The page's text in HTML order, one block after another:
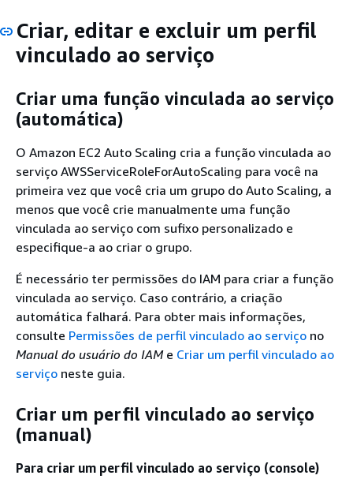
Criar, editar e excluir um perfil
vinculado ao serviço
Criar uma função vinculada ao serviço
(automática)
O Amazon EC2 Auto Scaling cria a função vinculada ao
serviço AWSServiceRoleForAutoScaling para você na
primeira vez que você cria um grupo do Auto Scaling, a
menos que você crie manualmente uma função
vinculada ao serviço com sufixo personalizado e
especifique-a ao criar o grupo.
É necessário ter permissões do IAM para criar a função
vinculada ao serviço. Caso contrário, a criação
automática falhará. Para obter mais informações,
consulte Permissões de perfil vinculado ao serviço no
Manual do usuário do IAMe Criar um perfil vinculado ao
serviço neste guia.
Criar um perfil vinculado ao serviço
(manual)
Para criar um perfil vinculado ao serviço (console)